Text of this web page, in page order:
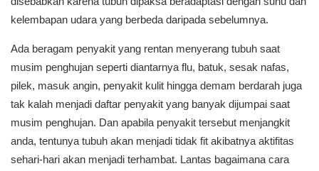
kelembapan udara yang berbeda daripada sebelumnya.
Ada beragam penyakit yang rentan menyerang tubuh saat
musim penghujan seperti diantarnya flu, batuk, sesak nafas,
pilek, masuk angin, penyakit kulit hingga demam berdarah juga
tak kalah menjadi daftar penyakit yang banyak dijumpai saat
musim penghujan. Dan apabila penyakit tersebut menjangkit
anda, tentunya tubuh akan menjadi tidak fit akibatnya aktifitas
sehari-hari akan menjadi terhambat. Lantas bagaimana cara